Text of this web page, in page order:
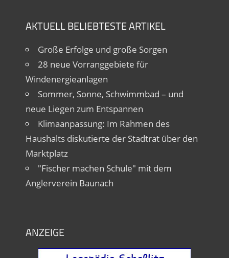
AKTUELL BELIEBTESTE ARTIKEL
Große Erfolge und große Sorgen
28 neue Vorranggebiete für
Windenergieanlagen
Sommer, Sonne, Schwimmbad – und
neue Liegen zum Entspannen
Klimaanpassung: Im Rahmen des
Haushalts diskutierte der Stadtrat über den
Marktplatz
"Fischer machen Schule" mit dem
Anglerverein Baunach
ANZEIGE